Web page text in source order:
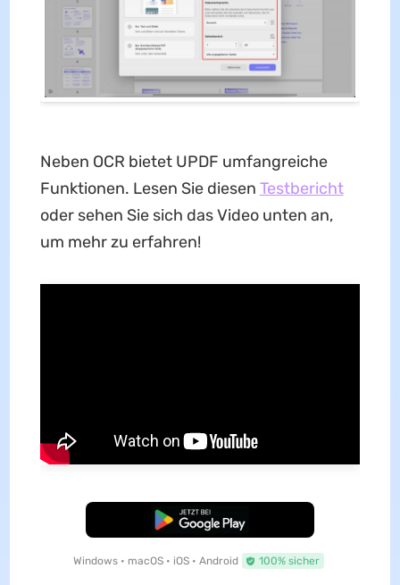
Neben OCR bietet UPDF umfangreiche
Funktionen. Lesen Sie diesen Testbericht
oder sehen Sie sich das Video unten an,
um mehr zu erfahren!
Kostenloser Download
Windows • macOS • iOS • Android 100% sicher